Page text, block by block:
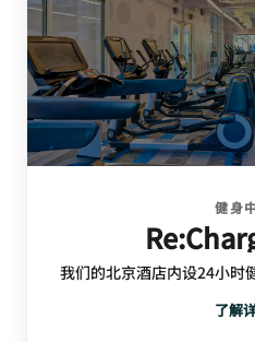
健身
我们的北京酒店内设24小时
了解